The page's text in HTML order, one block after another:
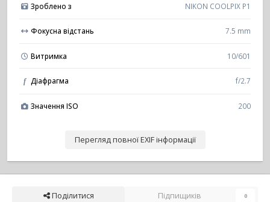
Зроблено з NIKON COOLPIX P1
Фокусна відстань 7.5 mm
Витримка 10/601
f Діафрагма f/2.7
Значення ISO 200
Перегляд повної EXIF інформації
Поділитися Підпищиків 0